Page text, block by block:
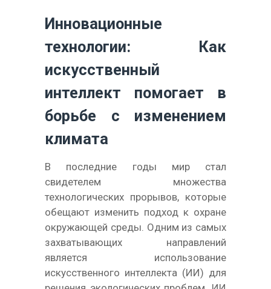
Инновационные
технологии: Как
искусственный
интеллект помогает в
борьбе с изменением
климата
В последние годы мир стал
свидетелем множества
технологических прорывов, которые
обещают изменить подход к охране
окружающей среды. Одним из самых
захватывающих направлений
является использование
искусственного интеллекта (ИИ) для